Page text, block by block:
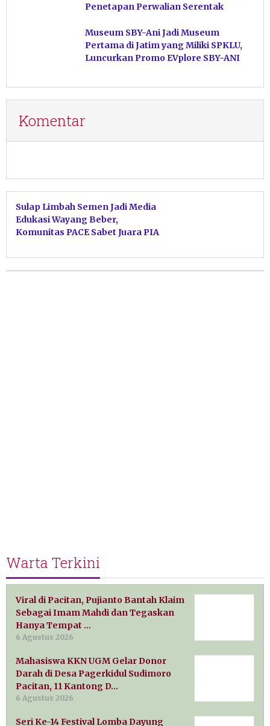
Penetapan Perwalian Serentak
Museum SBY-Ani Jadi Museum
Pertama di Jatim yang Miliki SPKLU,
Luncurkan Promo EVplore SBY-ANI
Komentar
Sulap Limbah Semen Jadi Media
Edukasi Wayang Beber,
Komunitas PACE Sabet Juara PIA
Warta Terkini
Viral di Pacitan, Pujianto Bantah Klaim
Sebagai Imam Mahdi dan Tegaskan
Hanya Tempat …
6 Agustus 2026
Mahasiswa KKN UGM Gelar Donor
Darah di Desa Pagerkidul Sudimoro
Pacitan, 11 Kantong D…
6 Agustus 2026
Seri Ke-14 Festival Lomba Dayung